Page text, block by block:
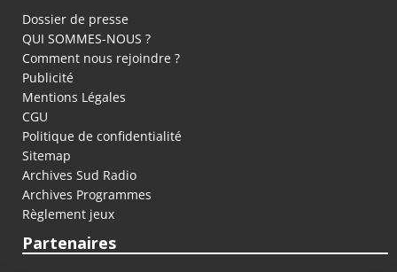
Dossier de presse
QUI SOMMES-NOUS ?
Comment nous rejoindre ?
Publicité
Mentions Légales
CGU
Politique de confidentialité
Sitemap
Archives Sud Radio
Archives Programmes
Règlement jeux
Partenaires